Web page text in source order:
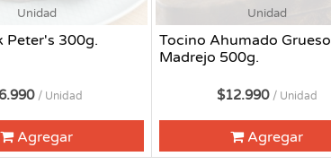
Unidad
Peter's 300g.
/ Unidad
Agregar
Unidad
Tocino Ahumado Grueso
Madrejo 500g.
$12.990 / Unidad
Agregar